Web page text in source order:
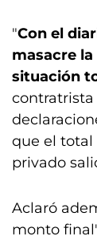
"Con el
masacre la
situación
contratrista
que el total
privado
Aclaró
monto